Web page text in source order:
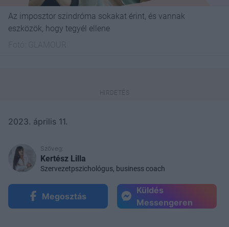
Az imposztor szindróma sokakat érint, és vannak
eszközök, hogy tegyél ellene
2023. április 11.
Szöveg:
Kertész Lilla
Szervezetpszichológus, business coach
Megosztás
Küldés
Messengeren